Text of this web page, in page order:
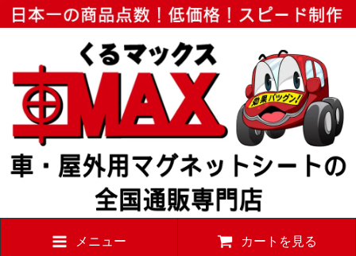
メニュー カートを見る